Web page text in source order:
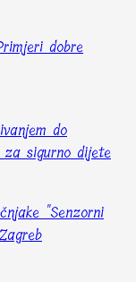
dobre
do
sigurno dijete
"Senzorni